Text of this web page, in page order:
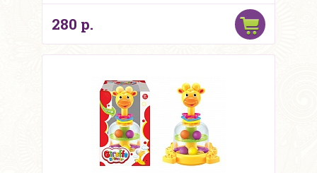
280 р.